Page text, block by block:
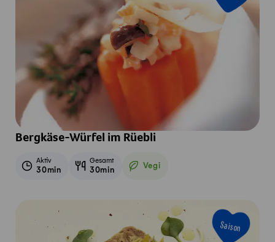
Bergkäse-Würfel im Rüebli
Aktiv
30min
Gesamt
30min Vegi
Vegetarisch
Saison